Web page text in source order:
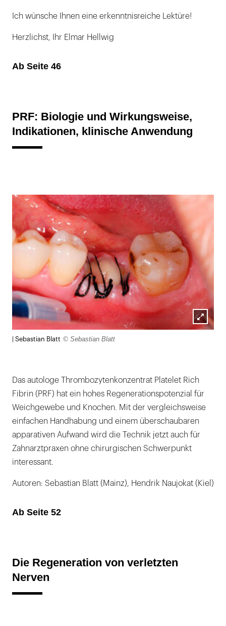
Ich wünsche Ihnen eine erkenntnisreiche Lektüre!
Herzlichst, Ihr Elmar Hellwig
Ab Seite 46
PRF: Biologie und Wirkungsweise,
Indikationen, klinische Anwendung
| Sebastian Blatt © Sebastian Blatt
Das autologe Thrombozytenkonzentrat Platelet Rich
Fibrin (PRF) hat ein hohes Regenerationspotenzial für
Weichgewebe und Knochen. Mit der vergleichsweise
einfachen Handhabung und einem überschaubaren
apparativen Aufwand wird die Technik jetzt auch für
Zahnarztpraxen ohne chirurgischen Schwerpunkt
interessant.
Autoren: Sebastian Blatt (Mainz), Hendrik Naujokat (Kiel)
Ab Seite 52
Die Regeneration von verletzten
Nerven